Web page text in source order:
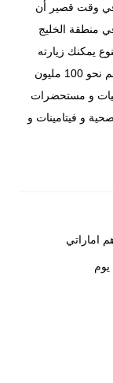
2025، واستطاع في وقت قصير أن
منطقة الخليج
يمكنك زيارته
لتسوق كل ما تحتاج إليه من مكان واحد، حيث يضم نحو 100 مليون
و مستحضرات
و فيتامينات و